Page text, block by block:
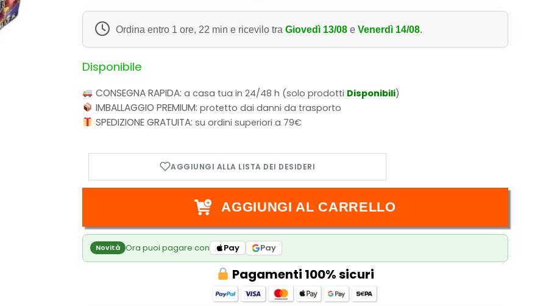
Ordina entro 1 ore, 22 min e ricevilo tra Giovedì 13/08e Venerdì 14/08.
Disponibile
CONSEGNA RAPIDA: a casa tua in 24/48 h (solo prodotti Disponibili)
IMBALLAGGIO PREMIUM: protetto dai danni da trasporto
SPEDIZIONE GRATUITA: su ordini superiori a 79€
AGGIUNGI AL CARRELLO
Novità Ora puoi pagare con Pay Pay
Pagamenti 100% sicuri